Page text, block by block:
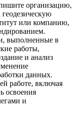
организацию,
или компанию,
выполненные в
работы,
и анализ
данных.
работе, включая
освоения
и